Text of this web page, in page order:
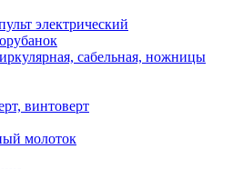
электрический
сабельная, ножницы
винтоверт
молоток